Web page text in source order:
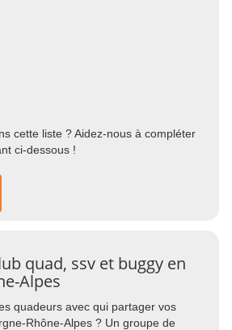
cette liste ? Aidez-nous à compléter
ci-dessous !
quad, ssv et buggy en
Alpes
quadeurs avec qui partager vos
Rhône-Alpes ? Un groupe de